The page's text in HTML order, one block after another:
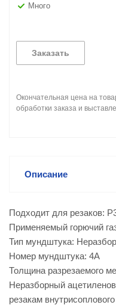
Много
Заказать
Окончательная цена на
обработки заказа и
Описание
Подходит для резаков:
Применяемый горючий
Тип мундштука:
Номер мундштука: 4А
Толщина разрезаемого
Неразборный
резакам